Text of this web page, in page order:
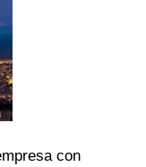
con